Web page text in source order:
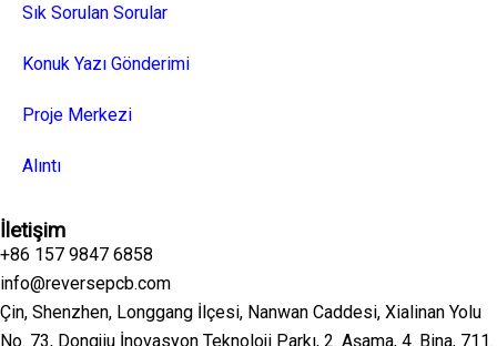
Sık Sorulan Sorular
Konuk Yazı Gönderimi
Proje Merkezi
Alıntı
İletişim
+86 157 9847 6858
info@reversepcb.com
Çin, Shenzhen, Longgang İlçesi, Nanwan Caddesi, Xialinan Yolu
No. 73, Dongjiu İnovasyon Teknoloji Parkı, 2. Aşama, 4. Bina, 711.